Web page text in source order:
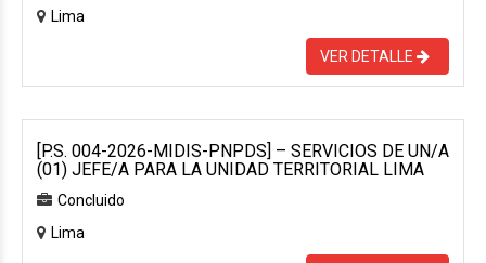
Lima
VER DETALLE
[P.S. 004-2026-MIDIS-PNPDS] – SERVICIOS DE UN/A
(01) JEFE/A PARA LA UNIDAD TERRITORIAL LIMA
Concluido
Lima